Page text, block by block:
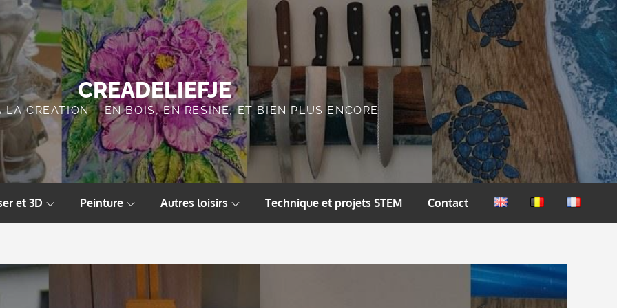
CREADELIEFJE
LA CREATION – EN BOIS, EN RESINE, ET BIEN PLUS ENCORE
et 3D Peinture Autres loisirs Technique et projets STEM Contact
EnglishNederlandsFrançais